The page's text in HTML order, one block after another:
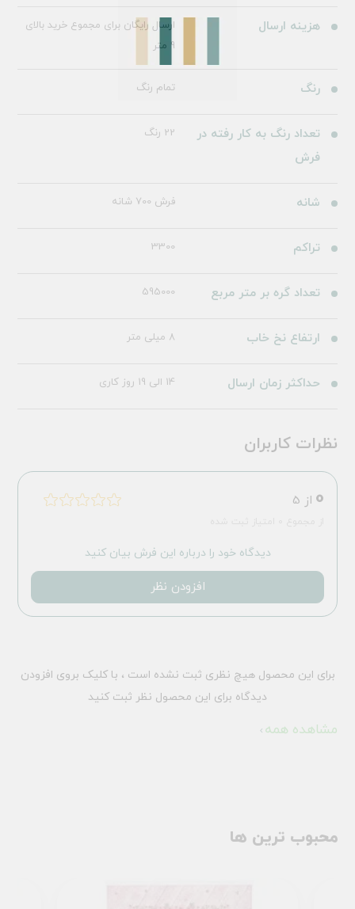
هزینه ارسال
ارسال رایگان برای مجموع خرید بالای
9 متر
رنگ تمام رنگ
تعداد رنگ به کار رفته در
فرش
22 رنگ
شانه فرش 700 شانه
تراکم 3300
تعداد گره بر متر مربع 595000
ارتفاع نخ خاب 8 میلی متر
حداکثر زمان ارسال 14 الی 19 روز کاری
نظرات کاربران
0 از 5
دیدگاه خود را درباره این فرش بیان کنید
افزودن نظر
برای این محصول هیچ نظری ثبت نشده است ، با کلیک بروی افزودن
دیدگاه برای این محصول نظر ثبت کنید
مشاهده همه
محبوب ترین ها